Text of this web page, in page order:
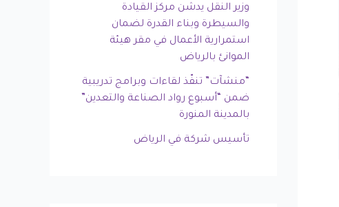
وزير النقل يدشن مركز القيادة
والسيطرة وبناء القدرة لضمان
استمرارية الأعمال في مقر هيئة
الموانئ بالرياض
“منشآت” تنفّذ لقاءات وبرامج تدريبية
ضمن “أسبوع رواد الصناعة والتعدين”
بالمدينة المنورة
تأسيس شركة في الرياض